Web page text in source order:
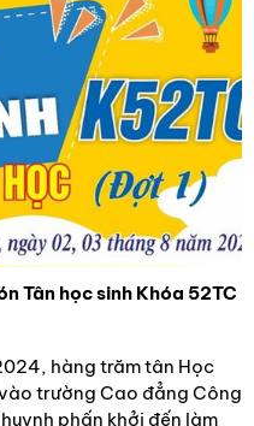
Tân học sinh Khóa 52TC
hàng trăm tân Học
trường Cao đẳng Công
phấn khởi đến làm